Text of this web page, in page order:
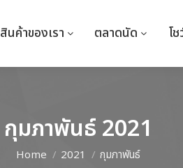
สินค้าของเรา ตลาดนัด โ
กุมภาพันธ์ 2021
You are here:
Home 2021 กุมภาพันธ์
สินค้าของเรา ตลาดนัด โ